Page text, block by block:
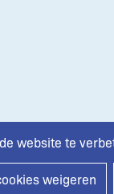
website te
weigeren